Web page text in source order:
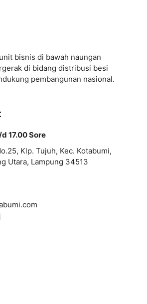
bisnis di bawah naungan
di bidang distribusi besi
pembangunan nasional.
17.00 Sore
Klp. Tujuh, Kec. Kotabumi,
Utara, Lampung 34513